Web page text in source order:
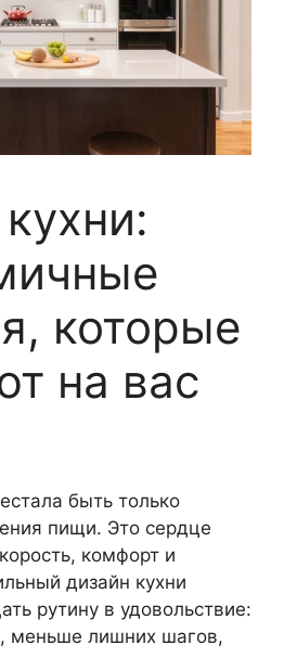
которые
на вас
быть только
пищи. Это сердце
комфорт и
дизайн кухни
рутину в удовольствие:
меньше лишних шагов,